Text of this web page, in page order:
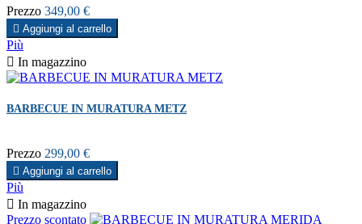
Prezzo 349,00 €
 Aggiungi al carrello
Più
 In magazzino
BARBECUE IN MURATURA METZ
Prezzo 299,00 €
 Aggiungi al carrello
Più
 In magazzino
Prezzo scontato